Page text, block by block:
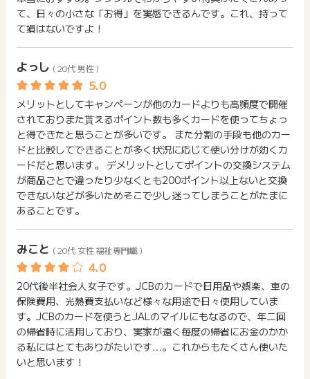
ざいます。
定
【2】家族追加キャンペーン
期間中に家族追加&キャンペーン参加登録&1回以上利用で最大
4,000円キャッシュバック
※キャンペーン期間：2026年4月1日（水）～ ※終了時期は未
定
【3】会員紹介キャンペーン
期間中に既会員がカードを紹介し、専用URLから対象カードに
入会
紹介者・被紹介者にそれぞれ1人につき1,000円プレゼント
※券種グレードによって紹介者数の上限や金額が変動
※キャンペーン期間：2026年4月1日（水）～ ※終了時期は未
定
【4】対象加盟店の利用でポイント10%還元（最大8,000ポイ
ント）
期間中に対象加盟店の利用でポイント10%還元（最大8,000ポ
イント）
※キャンペーン期間：2026年4月1日（水）～ ※終了時期は未
定
【5】マネックス証券のクレカ積立利用で5%キャッシュバック
キャンペーン
て、日々の小さな「お得」を実感できるんです。これ、持って
て損はないですよ！
よっし ( 20代 男性 )
メリットとしてキャンペーンが他のカードよりも高頻度で開催
されておりまた貰えるポイント数も多くカードを使ってちょっ
と得できたと思うことが多いです。 また分割の手段も他のカー
ドと比較してできることが多く状況に応じて使い分けが効くカ
ードだと思います。 デメリットとしてポイントの交換システム
が商品ごとで違ったり少なくとも200ポイント以上ないと交換
できないなどが多いためそこで少し迷ってしまうことがたまに
あることです。
みこと ( 20代 女性 福祉専門職 )
20代後半社会人女子です。JCBのカードで日用品や娯楽、車の
保険費用、光熱費支払いなど様々な用途で日々使用していま
す。JCBのカードを使うとJALのマイルにもなるので、年二回
の帰省時に活用しており、実家が遠く毎度の帰省にお金のかか
る私にはとてもありがたいです…。これからもたくさん使いた
いと思います！